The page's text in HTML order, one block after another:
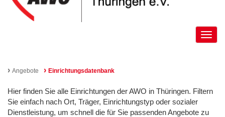
› Angebote › Einrichtungsdatenbank
Hier finden Sie alle Einrichtungen der AWO in Thüringen. Filtern
Sie einfach nach Ort, Träger, Einrichtungstyp oder sozialer
Dienstleistung, um schnell die für Sie passenden Angebote zu